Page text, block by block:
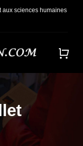
aux sciences humaines